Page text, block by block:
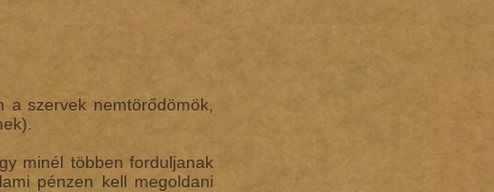
szervek nemtörődömök,
minél többen forduljanak
pénzen kell megoldani